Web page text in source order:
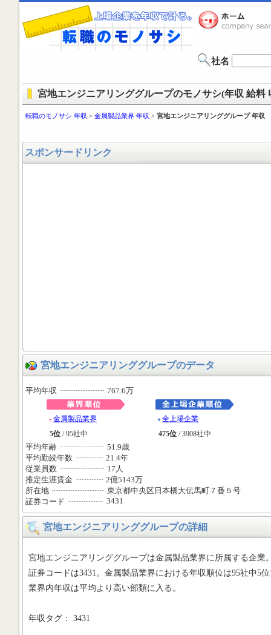
社名
宮地エンジニアリンググループのモノサシ(年収 給料
転職のモノサシ 年収 > 金属製品業界 年収 > 宮地エンジニアリンググループ 年収
スポンサードリンク
宮地エンジニアリンググループのデータ
平均年収 767.6万
金属製品業界
5位 / 95社中
全上場企業
475位 / 3908社中
平均年齢
51.9歳
平均勤続年数
21.4年
従業員数
17人
推定生涯賃金
2億5143万
所在地
東京都中央区日本橋大伝馬町７番５号
証券コード
3431
宮地エンジニアリンググループの詳細
宮地エンジニアリンググループは金属製品業界に所属する企業
証券コードは3431。金属製品業界における年収順位は95社中5
業界内年収は平均より高い部類に入る。
年収タグ： 3431